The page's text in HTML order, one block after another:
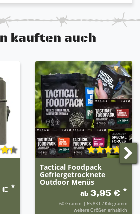
kauften auch
€ *
Tactical Foodpack
Gefriergetrocknete
Outdoor Menüs
ab 3,95 € *
60Gramm | 65,83 € / Kilogramm
weitere Größen erhältlich